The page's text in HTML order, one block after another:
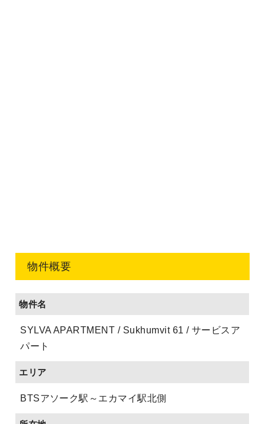
物件概要
物件名
SYLVA APARTMENT / Sukhumvit 61 / サービスア
パート
エリア
BTSアソーク駅～エカマイ駅北側